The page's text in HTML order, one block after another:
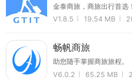
金泰商旅，商旅出行首选！
V1.8.5
19.54 MB
畅帆商旅
助您随手掌握商旅旅程。
V6.0.2
65.25 MB